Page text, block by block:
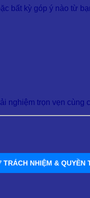
bất kỳ góp ý nào từ
nghiệm trọn vẹn cùng
TRÁCH NHIỆM & QUYỀN